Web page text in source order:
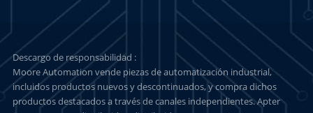
Descargo de responsabilidad :
Moore Automation vende piezas de automatización industrial,
incluidos productos nuevos y descontinuados, y compra dichos
productos destacados a través de canales independientes. Apter